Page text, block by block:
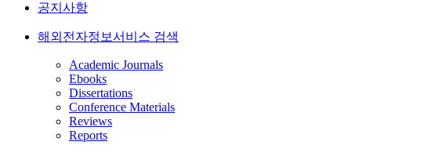
공지사항
해외전자정보서비스 검색
Academic Journals
Ebooks
Dissertations
Conference Materials
Reviews
Reports